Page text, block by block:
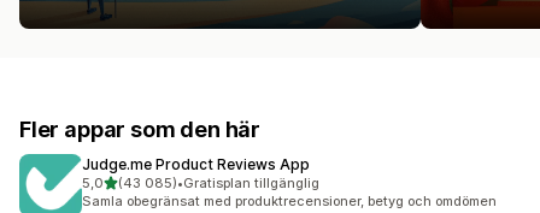
Fler appar som den här
Judge.me Product Reviews App
5,0av 5 stjärnor
(43 085)
43085 recensioner totalt
•Gratisplan tillgänglig
Samla obegränsat med produktrecensioner, betyg och omdömen